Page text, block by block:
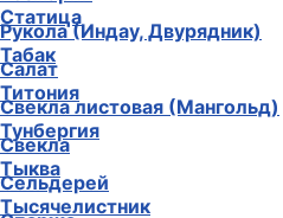
Статица
Табак
Титония
Тунбергия
Тыква
Тысячелистник
Розмарин
Рукола (Индау, Двурядник)
Салат
Свекла листовая (Мангольд)
Свекла